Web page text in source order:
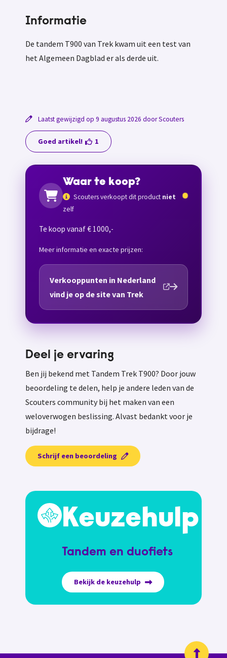
Informatie
De tandem T900 van Trek kwam uit een test van
het Algemeen Dagblad er als derde uit.
Laatst gewijzigd op 9 augustus 2026 door Scouters
Goed artikel! 1
Waar te koop?
Scouters verkoopt dit product niet
zelf
Te koop vanaf € 1000,-
Meer informatie en exacte prijzen:
Verkooppunten in Nederland
vind je op de site van Trek
Deel je ervaring
Ben jij bekend met Tandem Trek T900? Door jouw
beoordeling te delen, help je andere leden van de
Scouters community bij het maken van een
weloverwogen beslissing. Alvast bedankt voor je
bijdrage!
Schrijf een beoordeling
Keuzehulp
Tandem en duofiets
Bekijk de keuzehulp